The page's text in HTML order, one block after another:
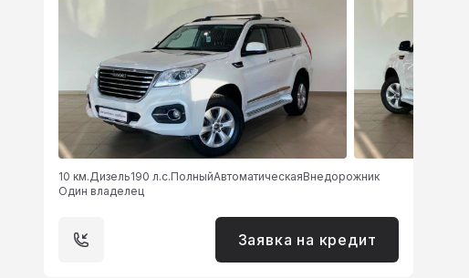
10 км.Дизель190 л.с.ПолныйАвтоматическаяВнедорожник
Один владелец
Заявка на кредит